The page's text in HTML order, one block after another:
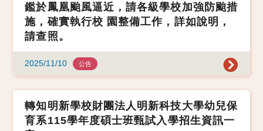
鑑於鳳凰颱風逼近，請各級學校加強防颱措
施，確實執行校 園整備工作，詳如說明，
請查照。
2025/11/10 公告
轉知明新學校財團法人明新科技大學幼兒保
育系115學年度碩士班甄試入學招生資訊一